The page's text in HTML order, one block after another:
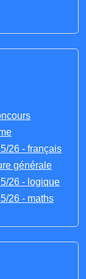
26 - français
générale
26 - logique
26 - maths